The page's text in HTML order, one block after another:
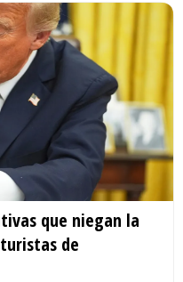
que niegan la
de